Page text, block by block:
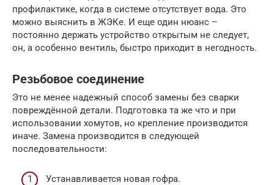
профилактике, когда в системе отсутствует вода. Это
можно выяснить в ЖЭКе. И еще один нюанс –
постоянно держать устройство открытым не следует,
он, а особенно вентиль, быстро приходит в негодность.
Резьбовое соединение
Это не менее надежный способ замены без сварки
повреждённой детали. Подготовка та же что и при
использовании хомутов, но крепление производится
иначе. Замена производится в следующей
последовательности:
Устанавливается новая гофра.